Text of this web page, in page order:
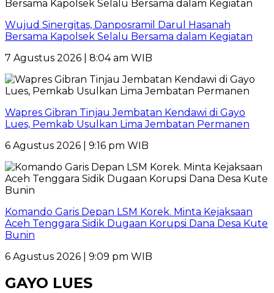
Wujud Sinergitas, Danposramil Darul Hasanah
Bersama Kapolsek Selalu Bersama dalam Kegiatan
7 Agustus 2026 | 8:04 am WIB
Wapres Gibran Tinjau Jembatan Kendawi di Gayo
Lues, Pemkab Usulkan Lima Jembatan Permanen
6 Agustus 2026 | 9:16 pm WIB
Komando Garis Depan LSM Korek. Minta Kejaksaan
Aceh Tenggara Sidik Dugaan Korupsi Dana Desa Kute
Bunin
6 Agustus 2026 | 9:09 pm WIB
GAYO LUES